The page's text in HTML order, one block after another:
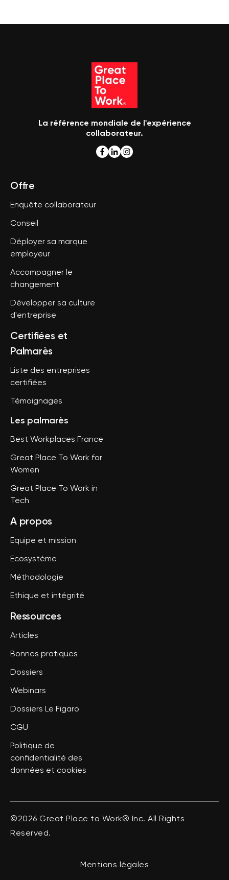
La référence mondiale de l'expérience
collaborateur.
Offre
Enquête collaborateur
Conseil
Déployer sa marque
employeur
Accompagner le
changement
Développer sa culture
d'entreprise
Certifiées et
Palmarès
Liste des entreprises
certifiées
Témoignages
Les palmarès
Best Workplaces France
Great Place To Work for
Women
Great Place To Work in
Tech
A propos
Equipe et mission
Ecosystème
Méthodologie
Ethique et intégrité
Ressources
Articles
Bonnes pratiques
Dossiers
Webinars
Dossiers Le Figaro
CGU
Politique de
confidentialité des
données et cookies
©2026 Great Place to Work® Inc. All Rights
Reserved.
Mentions légales